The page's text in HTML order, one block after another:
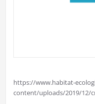
https://www.habitat-
content/uploads/2019/12/